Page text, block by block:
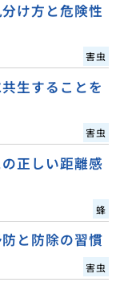
け方と危険性
害虫
生することを
害虫
正しい距離感
蜂
と防除の習慣
害虫